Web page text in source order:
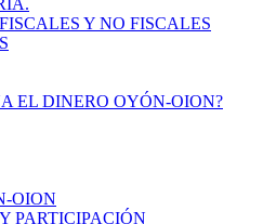
Y NO FISCALES
EL DINERO OYÓN-OION?
OION
PARTICIPACIÓN